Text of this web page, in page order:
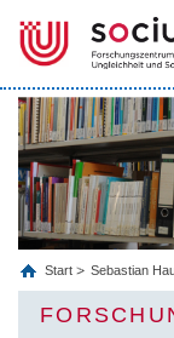
Start Sebastian